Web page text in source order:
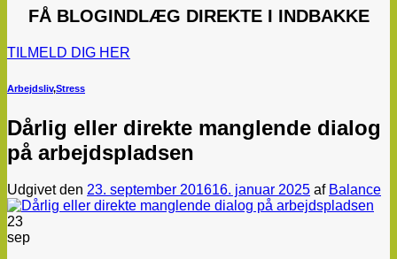
FÅ BLOGINDLÆG DIREKTE I INDBAKKE
TILMELD DIG HER
Arbejdsliv,Stress
Dårlig eller direkte manglende dialog
på arbejdspladsen
Udgivet den 23. september 201616. januar 2025 af Balance
23
sep